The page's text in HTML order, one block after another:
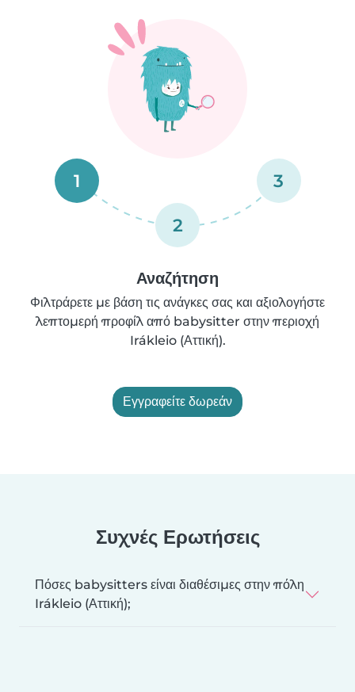
1
2
3
Αναζήτηση
Φιλτράρετε με βάση τις ανάγκες σας και αξιολογήστε
λεπτομερή προφίλ από babysitter στην περιοχή
Irákleio (Αττική).
Εγγραφείτε δωρεάν
Συχνές Ερωτήσεις
Πόσες babysitters είναι διαθέσιμες στην πόλη
Irákleio (Αττική);